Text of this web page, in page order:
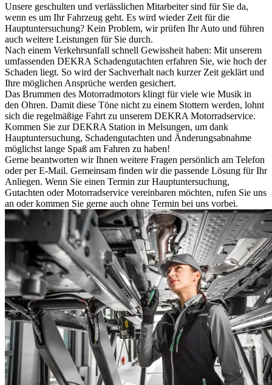
Unsere geschulten und verlässlichen Mitarbeiter sind für Sie da,
wenn es um Ihr Fahrzeug geht. Es wird wieder Zeit für die
Hauptuntersuchung? Kein Problem, wir prüfen Ihr Auto und führen
auch weitere Leistungen für Sie durch.
Nach einem Verkehrsunfall schnell Gewissheit haben: Mit unserem
umfassenden DEKRA Schadengutachten erfahren Sie, wie hoch der
Schaden liegt. So wird der Sachverhalt nach kurzer Zeit geklärt und
Ihre möglichen Ansprüche werden gesichert.
Das Brummen des Motorradmotors klingt für viele wie Musik in
den Ohren. Damit diese Töne nicht zu einem Stottern werden, lohnt
sich die regelmäßige Fahrt zu unserem DEKRA Motorradservice.
Kommen Sie zur DEKRA Station in Melsungen, um dank
Hauptuntersuchung, Schadengutachten und Änderungsabnahme
möglichst lange Spaß am Fahren zu haben!
Gerne beantworten wir Ihnen weitere Fragen persönlich am Telefon
oder per E-Mail. Gemeinsam finden wir die passende Lösung für Ihr
Anliegen. Wenn Sie einen Termin zur Hauptuntersuchung,
Gutachten oder Motorradservice vereinbaren möchten, rufen Sie uns
an oder kommen Sie gerne auch ohne Termin bei uns vorbei.